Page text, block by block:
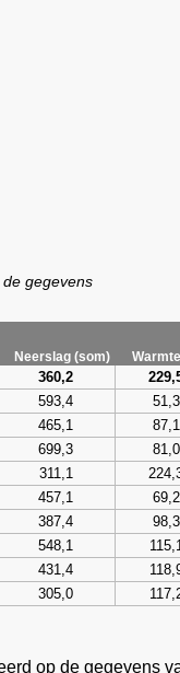
gegevens
Neerslag (som)
360,2
593,4 51,3
465,1 87,1
699,3 81,0
311,1
457,1 69,2
387,4 98,3
548,1
431,4
305,0
op de gegevens